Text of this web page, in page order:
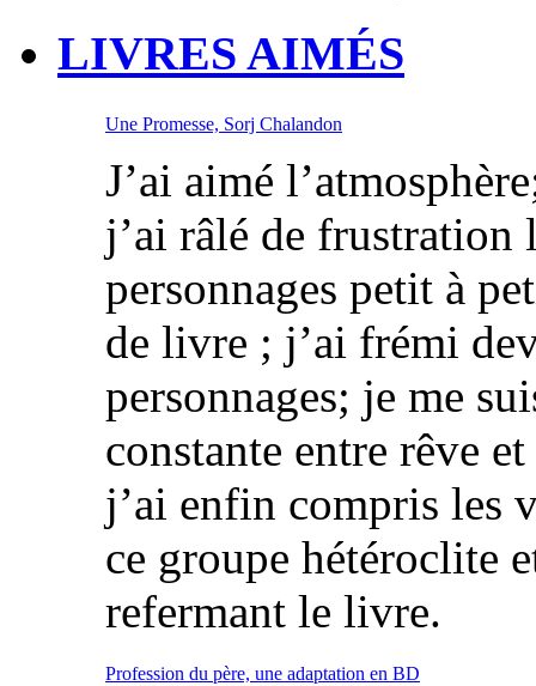
LIVRES AIMÉS
Une Promesse, Sorj Chalandon
J’ai aimé
j’ai râlé de frustration
personnages petit à
de livre ; j’ai frémi
personnages; je me
constante entre rêve
j’ai enfin compris les
ce groupe hétéroclite
refermant le livre.
Profession du père, une adaptation en BD